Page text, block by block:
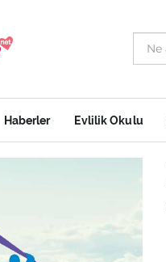
Haberler Evlilik Okulu